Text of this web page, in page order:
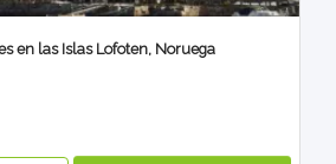
en las Islas Lofoten, Noruega